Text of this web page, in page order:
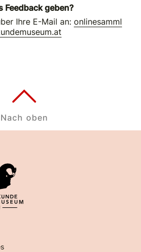
Feedback geben?
Ihre E-Mail an:onlinesamml
Nach oben